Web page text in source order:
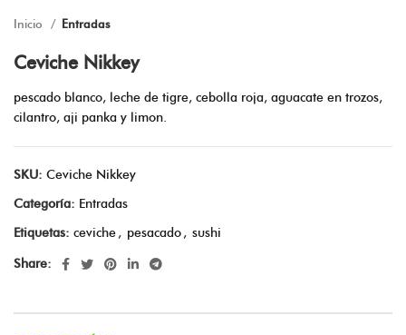
Inicio Entradas
Ceviche Nikkey
pescado blanco, leche de tigre, cebolla roja, aguacate en trozos,
cilantro, aji panka y limon.
SKU: Ceviche Nikkey
Categoría: Entradas
Etiquetas: ceviche , pesacado , sushi
Share: